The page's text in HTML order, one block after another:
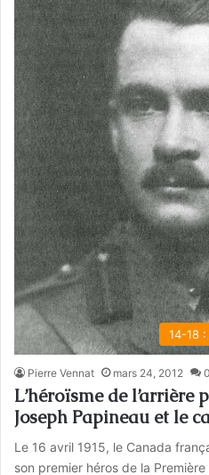
14-18
Pierre Vennat mars 24, 2012 0
L’héroïsme de
Joseph Papineau et le
Le 16 avril 1915, le Canada
son premier héros de la